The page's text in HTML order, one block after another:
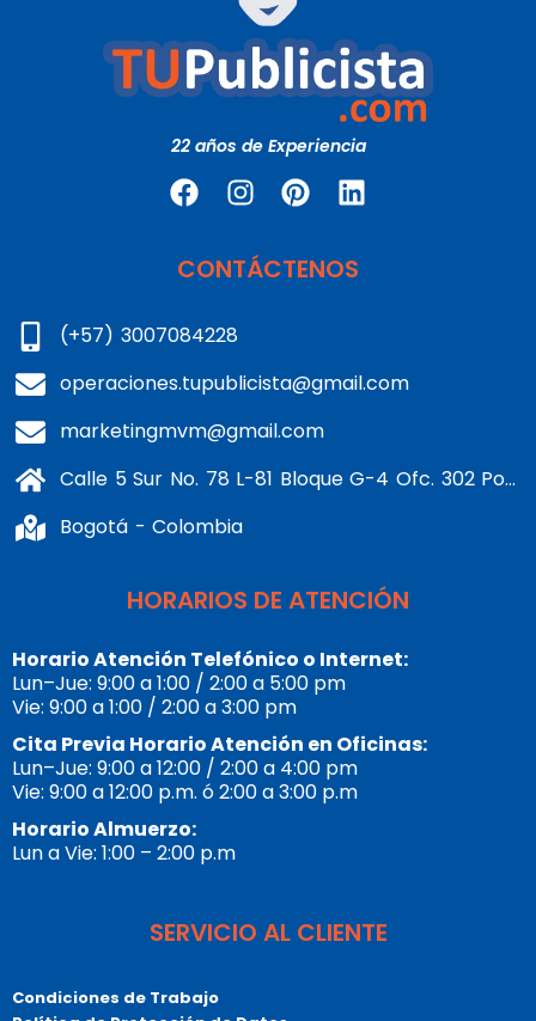
22 años de Experiencia
CONTÁCTENOS
(+57) 3007084228
operaciones.tupublicista@gmail.com
marketingmvm@gmail.com
Calle 5 Sur No. 78 L-81 Bloque G-4 Ofc. 302 Portería 1 Banderas - Kennedy
Bogotá - Colombia
HORARIOS DE ATENCIÓN
Horario Atención Telefónico o Internet:
Lun–Jue: 9:00 a 1:00 / 2:00 a 5:00 pm
Vie: 9:00 a 1:00 / 2:00 a 3:00 pm
Cita Previa Horario Atención en Oficinas:
Lun–Jue: 9:00 a 12:00 / 2:00 a 4:00 pm
Vie: 9:00 a 12:00 p.m. ó 2:00 a 3:00 p.m
Horario Almuerzo:
Lun a Vie: 1:00 – 2:00 p.m
SERVICIO AL CLIENTE
Condiciones de Trabajo